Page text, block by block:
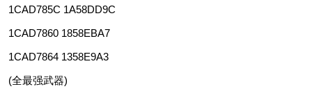
1CAD785C 1A58DD9C
1CAD7860 1858EBA7
1CAD7864 1358E9A3
(全最强武器)